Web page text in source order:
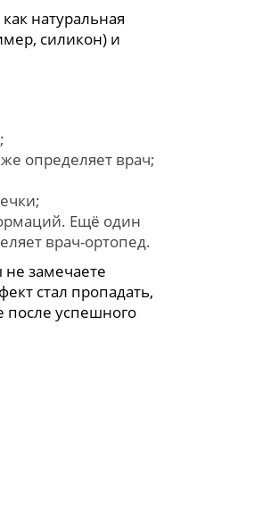
натуральная
силикон) и
определяет врач;
Ещё один
врач-ортопед.
замечаете
стал пропадать,
после успешного